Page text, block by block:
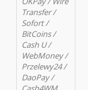
Transfer /
Sofort /
BitCoins /
Cash U /
WebMoney /
Przelewy24 /
DaoPay /